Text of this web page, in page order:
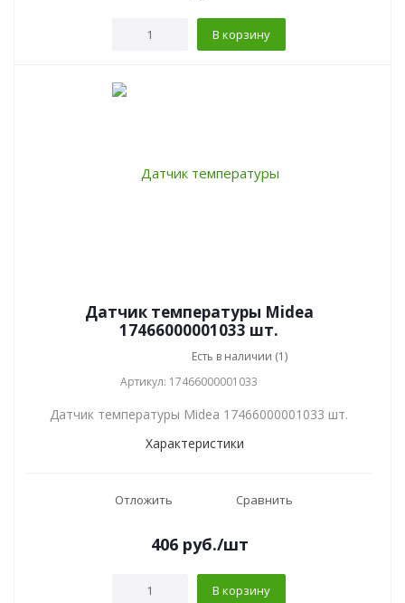
В корзину
Датчик температуры Midea
17466000001033 шт.
Есть в наличии (1)
Артикул: 17466000001033
Датчик температуры Midea 17466000001033 шт.
Характеристики
Отложить Сравнить
406руб./шт
В корзину